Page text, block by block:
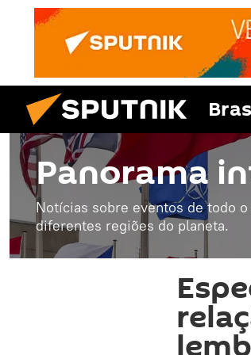
Panorama
Notícias sobre eventos de todo
diferentes regiões do planeta.